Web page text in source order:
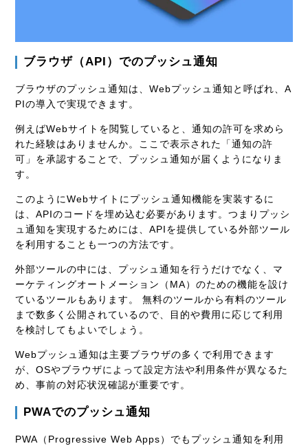
ブラウザ（API）でのプッシュ通知
ブラウザのプッシュ通知は、Webプッシュ通知と呼ばれ、A
PIの導入で実現できます。
例えばWebサイトを閲覧していると、通知の許可を求めら
れた経験はありませんか。ここで表示された「通知の許
可」を承認することで、プッシュ通知が届くようになりま
す。
このようにWebサイトにプッシュ通知機能を実装するに
は、APIのコードを埋め込む必要があります。つまりプッシ
ュ通知を実現するためには、APIを提供している外部ツール
を利用することも一つの方法です。
外部ツールの中には、プッシュ通知を行うだけでなく、マ
ーケティングオートメーション（MA）のための機能を設け
ているツールもあります。 無料のツールから有料のツール
まで数多く公開されているので、目的や費用に応じて利用
を検討してもよいでしょう。
Webプッシュ通知は主要ブラウザの多くで利用できます
が、OSやブラウザによって設定方法や利用条件が異なるた
め、事前の対応状況確認が重要です。
PWAでのプッシュ通知
PWA（Progressive Web Apps）でもプッシュ通知を利用